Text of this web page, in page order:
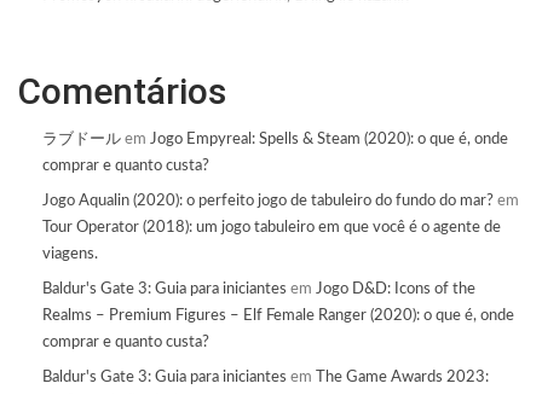
Comentários
ラブドール em Jogo Empyreal: Spells & Steam (2020): o que é, onde
comprar e quanto custa?
Jogo Aqualin (2020): o perfeito jogo de tabuleiro do fundo do mar? em
Tour Operator (2018): um jogo tabuleiro em que você é o agente de
viagens.
Baldur's Gate 3: Guia para iniciantes em Jogo D&D: Icons of the
Realms – Premium Figures – Elf Female Ranger (2020): o que é, onde
comprar e quanto custa?
Baldur's Gate 3: Guia para iniciantes em
The Game Awards 2023: